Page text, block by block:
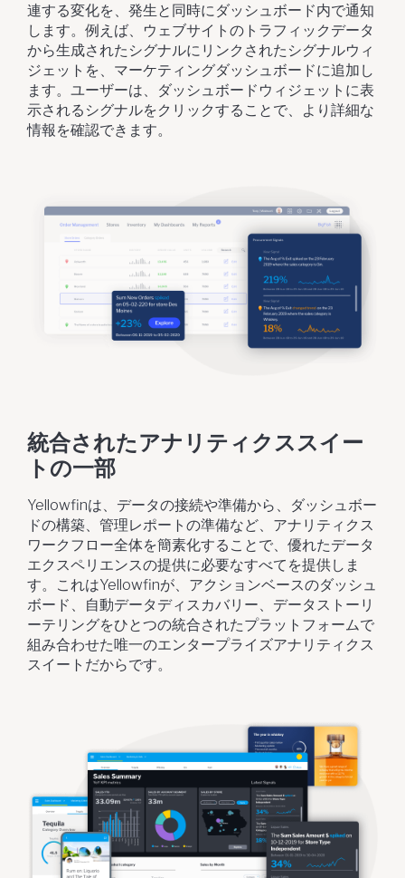
連する変化を、発生と同時にダッシュボード内で通知
します。例えば、ウェブサイトのトラフィックデータ
から生成されたシグナルにリンクされたシグナルウィ
ジェットを、マーケティングダッシュボードに追加し
ます。ユーザーは、ダッシュボードウィジェットに表
示されるシグナルをクリックすることで、より詳細な
情報を確認できます。
統合されたアナリティクススイー
トの一部
Yellowfinは、データの接続や準備から、ダッシュボー
ドの構築、管理レポートの準備など、アナリティクス
ワークフロー全体を簡素化することで、優れたデータ
エクスペリエンスの提供に必要なすべてを提供しま
す。これはYellowfinが、アクションベースのダッシュ
ボード、自動データディスカバリー、データストーリ
ーテリングをひとつの統合されたプラットフォームで
組み合わせた唯一のエンタープライズアナリティクス
スイートだからです。